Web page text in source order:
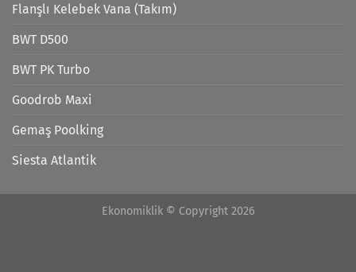
Flanşlı Kelebek Vana (Takım)
BWT D500
BWT PK Turbo
Goodrob Maxi
Gemaş Poolking
Siesta Atlantik
Ekonomiklik © Copyright 2026